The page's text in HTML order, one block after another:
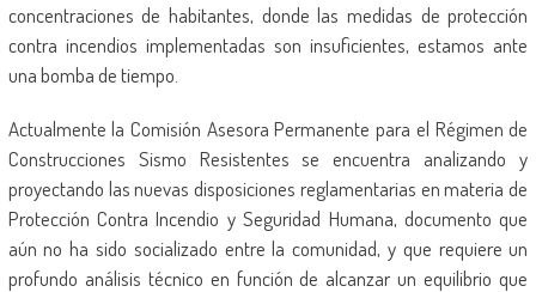
concentraciones de habitantes, donde las medidas de protección
contra incendios implementadas son insuficientes, estamos ante
una bomba de tiempo.
Actualmente la Comisión Asesora Permanente para el Régimen de
Construcciones Sismo Resistentes se encuentra analizando y
proyectando las nuevas disposiciones reglamentarias en materia de
Protección Contra Incendio y Seguridad Humana, documento que
aún no ha sido socializado entre la comunidad, y que requiere un
profundo análisis técnico en función de alcanzar un equilibrio que